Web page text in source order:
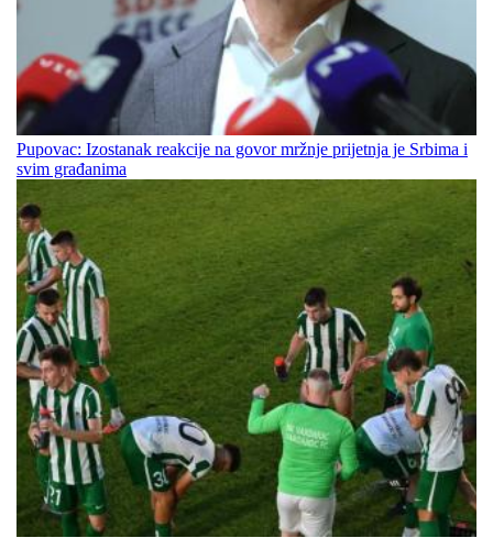
Pupovac: Izostanak reakcije na govor mržnje prijetnja je Srbima i
svim građanima